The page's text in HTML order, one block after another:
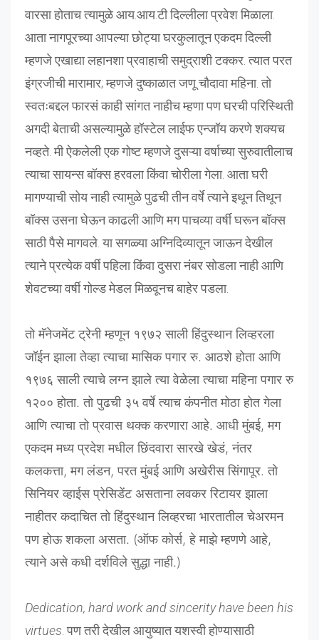
वारसा होताच त्यामुळे आय.आय.टी दिल्लीला प्रवेश मिळाला.
आता नागपूरच्या आपल्या छोट्या घरकुलातून एकदम दिल्ली
म्हणजे एखाद्या लहानशा प्रवाहाची समुद्राशी टक्कर. त्यात परत
इंग्रजीची मारामार; म्हणजे दुष्काळात जणू चौदावा महिना. तो
स्वतःबद्दल फारसं काही सांगत नाहीच म्हणा पण घरची परिस्थिती
अगदी बेताची असल्यामुळे हॉस्टेल लाईफ एन्जॉय करणे शक्यच
नव्हते. मी ऐकलेली एक गोष्ट म्हणजे दुसऱ्या वर्षाच्या सुरुवातीलाच
त्याचा सायन्स बॉक्स हरवला किंवा चोरीला गेला. आता घरी
मागण्याची सोय नाही त्यामुळे पुढची तीन वर्षे त्याने इथून तिथून
बॉक्स उसना घेऊन काढली आणि मग पाचव्या वर्षी घरून बॉक्स
साठी पैसे मागवले. या सगळ्या अग्निदिव्यातून जाऊन देखील
त्याने प्रत्येक वर्षी पहिला किंवा दुसरा नंबर सोडला नाही आणि
शेवटच्या वर्षी गोल्ड मेडल मिळवूनच बाहेर पडला.
तो मॅनेजमेंट ट्रेनी म्हणून १९७२ साली हिंदुस्थान लिव्हरला
जॉईन झाला तेव्हा त्याचा मासिक पगार रु. आठशे होता आणि
१९७६ साली त्याचे लग्न झाले त्या वेळेला त्याचा महिना पगार रु
१२०० होता. तो पुढची ३५ वर्षे त्याच कंपनीत मोठा होत गेला
आणि त्याचा तो प्रवास थक्क करणारा आहे. आधी मुंबई, मग
एकदम मध्य प्रदेश मधील छिंदवारा सारखे खेडं, नंतर
कलकत्ता, मग लंडन, परत मुंबई आणि अखेरीस सिंगापूर. तो
सिनियर व्हाईस प्रेसिडेंट असताना लवकर रिटायर झाला
नाहीतर कदाचित तो हिंदुस्थान लिव्हरचा भारतातील चेअरमन
पण होऊ शकला असता. (ऑफ कोर्स, हे माझे म्हणणे आहे,
त्याने असे कधी दर्शविले सुद्धा नाही.)
Dedication, hard work and sincerity have been his
virtues . पण तरी देखील आयुष्यात यशस्वी होण्यासाठी